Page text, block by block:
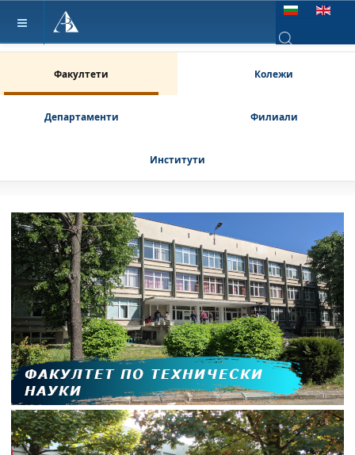
Изберете език
Факултети Колежи
Департаменти Филиали
Институти